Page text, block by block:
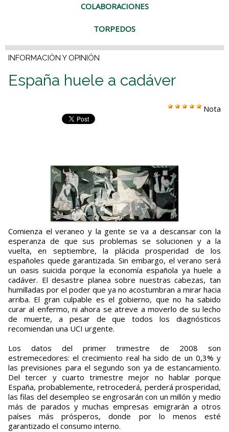
COLABORACIONES
TORPEDOS
INFORMACIÓN Y OPINIÓN
España huele a cadáver
Nota
Comienza el veraneo y la gente se va a descansar con la
esperanza de que sus problemas se solucionen y a la
vuelta, en septiembre, la plácida prosperidad de los
españoles quede garantizada. Sin embargo, el verano será
un oasis suicida porque la economía española ya huele a
cadáver. El desastre planea sobre nuestras cabezas, tan
humilladas por el poder que ya no acostumbran a mirar hacia
arriba. El gran culpable es el gobierno, que no ha sabido
curar al enfermo, ni ahora se atreve a moverlo de su lecho
de muerte, a pesar de que todos los diagnósticos
recomiendan una UCI urgente.
Los datos del primer trimestre de 2008 son
estremecedores: el crecimiento real ha sido de un 0,3% y
las previsiones para el segundo son ya de estancamiento.
Del tercer y cuarto trimestre mejor no hablar porque
España, probablemente, retrocederá, perderá prosperidad,
las filas del desempleo se engrosarán con un millón y medio
más de parados y muchas empresas emigrarán a otros
países más prósperos, donde por lo menos esté
garantizado el consumo interno.